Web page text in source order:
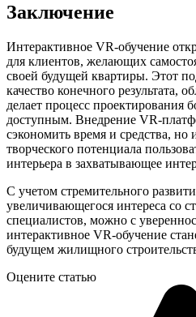
Заключение
Интерактивное VR-обучение
для клиентов, желающих
своей будущей квартиры. Этот
качество конечного результата,
делает процесс проектирования
доступным. Внедрение VR-
сэкономить время и средства, но
творческого потенциала
интерьера в захватывающее
С учетом стремительного
увеличивающегося интереса со
специалистов, можно с
интерактивное VR-обучение
будущем жилищного
Оцените статью